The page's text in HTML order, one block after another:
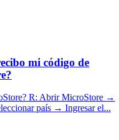
mi código de
R: Abrir MicroStore →
país → Ingresar el...